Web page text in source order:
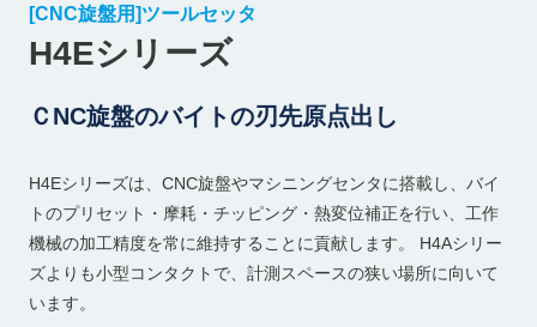
[CNC旋盤用]ツールセッタ
H4Eシリーズ
ＣNC旋盤のバイトの刃先原点出し
H4Eシリーズは、CNC旋盤やマシニングセンタに搭載し、バイ
トのプリセット・摩耗・チッピング・熱変位補正を行い、工作
機械の加工精度を常に維持することに貢献します。 H4Aシリー
ズよりも小型コンタクトで、計測スペースの狭い場所に向いて
います。